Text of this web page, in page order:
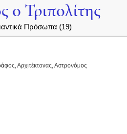
o Τριπολίτης
Πρόσωπα (19)
Αρχιτέκτονας, Αστρονόμος